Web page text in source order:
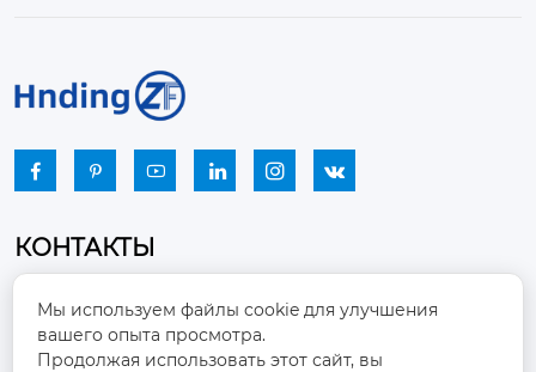
     
КОНТАКТЫ

Промышленный парк, город Наньцзяо,
район Чжоуцунь, город Цзыбо, провинция
Шаньдун
Мы используем файлы cookie для улучшения
вашего опыта просмотра.
Продолжая использовать этот сайт, вы